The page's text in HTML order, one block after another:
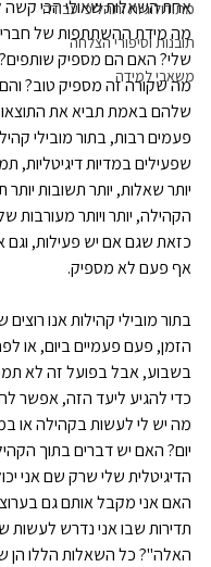
מתודולוגיות ותהליכי עבודה
תובנות וסיפורי הצלחה
משאבי למידה
אחת השאלות שאולי הכי קשה
מה מידת ההשתתפות של
שלי? האם הם מספיק שותפים?
מה שקורה זה מספיק טוב?
שלהם באמת תביא את
פעמים רבות, בתור מובילי
שפעילים במדיות דיגיטליות,
יותר שאלות, יותר תשובות יותר
הקהילה, יותר ויותר מעורבות
כזאת שגם אם יש פעילות, וגם
אף פעם לא מספיק.
בתור מובילי קהילות אנו
הזמן, פעם פעמיים ביום, או
בשבוע, אבל בפועל זה לא
כדי להגיע ליעד הזה, אפשר
מה יש לי לעשות בקהילה או
יום? האם יש דברים בתוך
הדיגיטלית שלי שרק שם אני
האם אני מקבל אותם גם
תדירות שבו אני נדרש לעשות
האלה"? כל השאלות הללו הן